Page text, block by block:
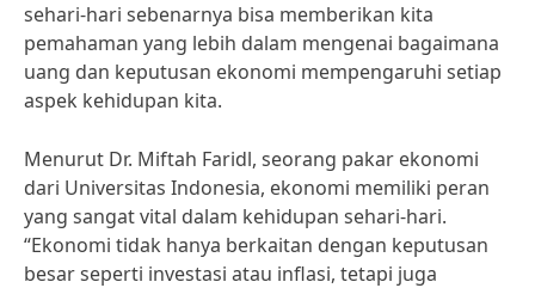
sehari-hari sebenarnya bisa memberikan kita
pemahaman yang lebih dalam mengenai bagaimana
uang dan keputusan ekonomi mempengaruhi setiap
aspek kehidupan kita.
Menurut Dr. Miftah Faridl, seorang pakar ekonomi
dari Universitas Indonesia, ekonomi memiliki peran
yang sangat vital dalam kehidupan sehari-hari.
“Ekonomi tidak hanya berkaitan dengan keputusan
besar seperti investasi atau inflasi, tetapi juga